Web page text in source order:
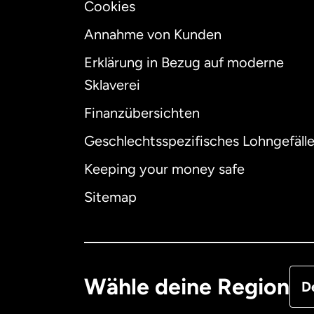
Cookies
Annahme von Kunden
Erklärung in Bezug auf moderne
Sklaverei
Finanzübersichten
Geschlechtsspezifisches Lohngefälle
Keeping your money safe
Sitemap
Wähle deine Region